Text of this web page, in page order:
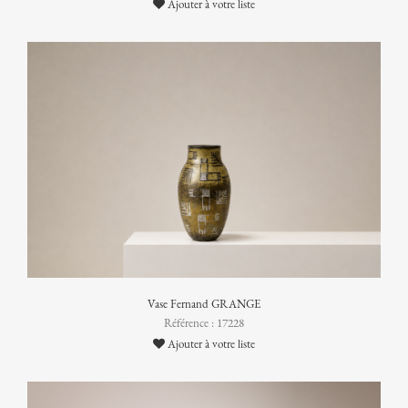
Ajouter à votre liste
Vase Fernand GRANGE
Référence : 17228
Ajouter à votre liste